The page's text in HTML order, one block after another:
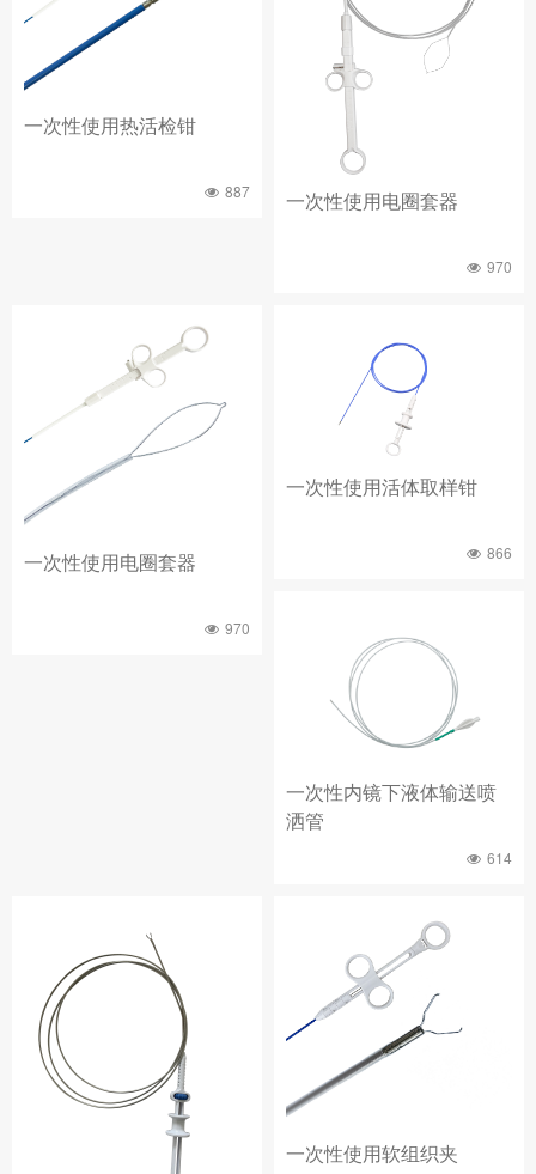
一次性使用热活检钳
887 一次性使用电圈套器
970
一次性使用电圈套器
970
一次性使用活体取样钳
866
一次性内镜下液体输送喷
洒管
614
一次性使用软组织夹